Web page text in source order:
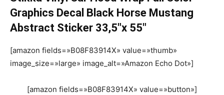
Graphics Decal Black Horse Mustang
Abstract Sticker 33,5″x 55″
[amazon fields=»B08F83914X» value=»thumb»
image_size=»large» image_alt=»Amazon Echo Dot»]
[amazon fields=»B08F83914X» value=»button»]